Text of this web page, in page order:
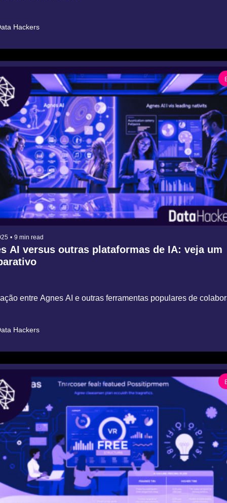
Hackers
• 9 min read
AI versus outras plataformas de IA: veja um
entre Agnes AI e outras ferramentas populares de
Hackers